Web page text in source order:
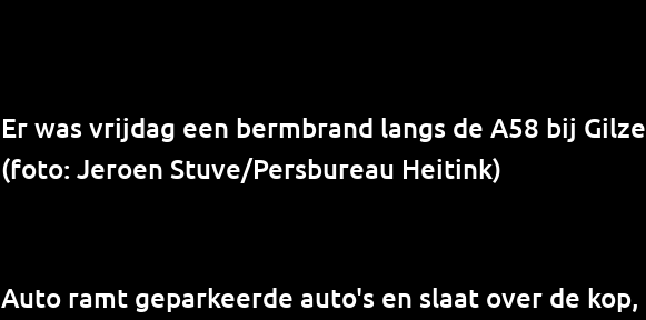
Er was vrijdag een bermbrand langs de A58 bij Gilze
(foto: Jeroen Stuve/Persbureau Heitink)
Auto ramt geparkeerde auto's en slaat over de kop,